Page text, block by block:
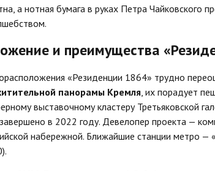
а нотная бумага в руках Петра Чайковского
и преимущества
«Резиденции 1864» трудно
панорамы Кремля, их порадует
выставочному кластеру Третьяковской
в 2022 году. Девелопер проекта —
набережной. Ближайшие станции метро —